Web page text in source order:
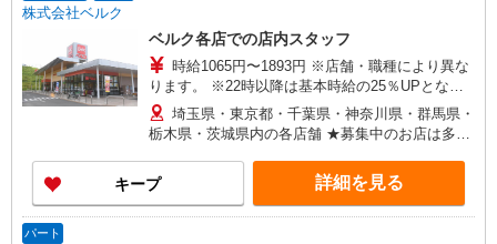
株式会社ベルク
ベルク各店での店内スタッフ
時給1065円〜1893円 ※店舗・職種により異な
ります。 ※22時以降は基本時給の25％UPとなり
ます。 ＜パートのみ＞ ★朝9時までは基本時給＋
100円、17時以降は基本時給＋150円となります。
★日・祝日は全時間帯で時給＋100円となります。
★店舗により鮮魚手当・レジ手当があります。
埼玉県・東京都・千葉県・神奈川県・群馬県・
栃木県・茨城県内の各店舗 ★募集中のお店は多数
もございます。 ＜埼玉県＞ さいたま市、川口市、
戸田市、新座市、 八潮市、越谷市、所沢市、富士
見市、三芳町、ふじみ野市、狭山市、川越市、入
キープ 詳細を見る
パート